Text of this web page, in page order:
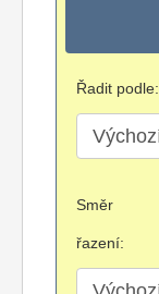
Řadit podle:
Směr
řazení: